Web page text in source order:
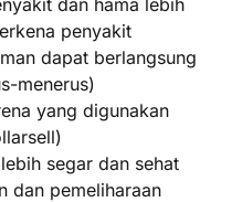
penyakit
dapat berlangsung
menerus)
yang digunakan
segar dan sehat
dan pemeliharaan